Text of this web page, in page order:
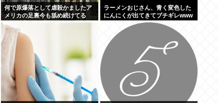
何で原爆落として虐殺かましたア
メリカの足裏今も舐め続けてる
の？日本人はプライドないの?
ラーメンおじさん、青く変色した
にんにくが出てきてブチギレwww